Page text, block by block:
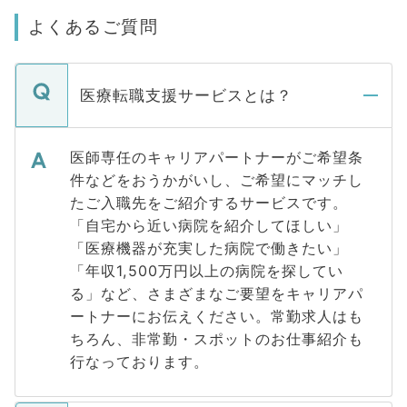
よくあるご質問
医療転職支援サービスとは？
医師専任のキャリアパートナーがご希望条
件などをおうかがいし、ご希望にマッチし
たご入職先をご紹介するサービスです。
「自宅から近い病院を紹介してほしい」
「医療機器が充実した病院で働きたい」
「年収1,500万円以上の病院を探してい
る」など、さまざまなご要望をキャリアパ
ートナーにお伝えください。常勤求人はも
ちろん、非常勤・スポットのお仕事紹介も
行なっております。